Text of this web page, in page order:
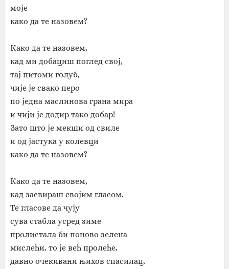
моје
како да те назовем?
Како да те назовем,
кад ми добациш поглед свој,
тај питоми голуб,
чије је свако перо
по једна маслинова грана мира
и чији је додир тако добар!
Зато што је мекши од свиле
и од јастука у колевци
како да те назовем?
Како да те назовем,
кад засвираш својим гласом.
Те гласове да чују
сува стабла усред зиме
пролистала би поново зелена
мислећи, то је већ пролеће,
давно очекивани њихов спасилац,